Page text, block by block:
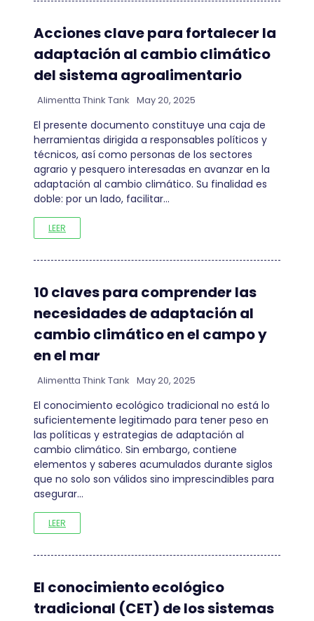
Acciones clave para fortalecer la
adaptación al cambio climático
del sistema agroalimentario
Alimentta Think Tank May 20, 2025
El presente documento constituye una caja de
herramientas dirigida a responsables políticos y
técnicos, así como personas de los sectores
agrario y pesquero interesadas en avanzar en la
adaptación al cambio climático. Su finalidad es
doble: por un lado, facilitar…
LEER
10 claves para comprender las
necesidades de adaptación al
cambio climático en el campo y
en el mar
Alimentta Think Tank May 20, 2025
El conocimiento ecológico tradicional no está lo
suficientemente legitimado para tener peso en
las políticas y estrategias de adaptación al
cambio climático. Sin embargo, contiene
elementos y saberes acumulados durante siglos
que no solo son válidos sino imprescindibles para
asegurar…
LEER
El conocimiento ecológico
tradicional (CET) de los sistemas